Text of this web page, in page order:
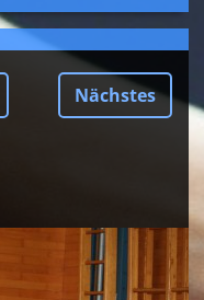
Nächstes